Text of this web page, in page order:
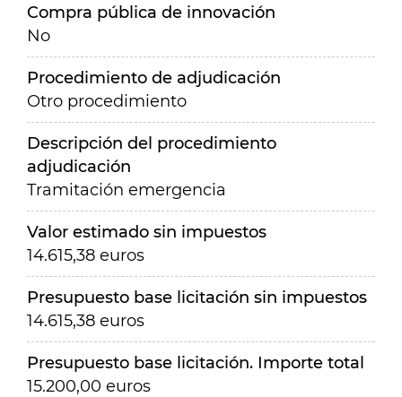
Compra pública de innovación
No
Procedimiento de adjudicación
Otro procedimiento
Descripción del procedimiento
adjudicación
Tramitación emergencia
Valor estimado sin impuestos
14.615,38 euros
Presupuesto base licitación sin impuestos
14.615,38 euros
Presupuesto base licitación. Importe total
15.200,00 euros